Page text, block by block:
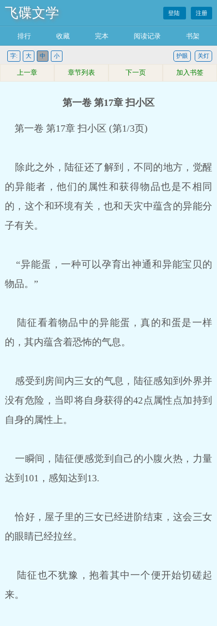
飞碟文学 登陆 注册
排行 收藏 完本 阅读记录 书架
字: 大 中 小 关灯
护眼
上一章 章节列表 下一页 加入书签
第一卷 第17章 扫小区
第一卷 第17章 扫小区 (第1/3页)
除此之外，陆征还了解到，不同的地方，觉醒
的异能者，他们的属性和获得物品也是不相同
的，这个和环境有关，也和天灾中蕴含的异能分
子有关。
“异能蛋，一种可以孕育出神通和异能宝贝的
物品。”
陆征看着物品中的异能蛋，真的和蛋是一样
的，其内蕴含着恐怖的气息。
感受到房间内三女的气息，陆征感知到外界并
没有危险，当即将自身获得的42点属性点加持到
自身的属性上。
一瞬间，陆征便感觉到自己的小腹火热，力量
达到101，感知达到13.
恰好，屋子里的三女已经进阶结束，这会三女
的眼睛已经拉丝。
陆征也不犹豫，抱着其中一个便开始切磋起
来。